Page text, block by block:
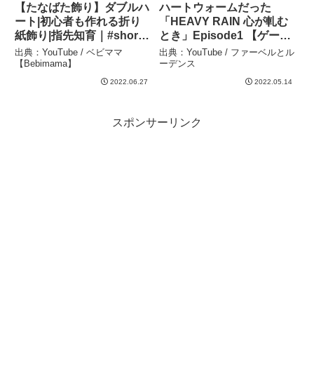
【たなばた飾り】ダブルハ
ート|初心者も作れる折り
紙飾り|指先知育｜#shorts
– ベビママ【Bebimama】
出典：YouTube / ベビママ
【Bebimama】
2022.06.27
ハートウォームだった
「HEAVY RAIN 心が軋む
とき」Episode1 【ゲー
ヌ】 – ファーベルとルーデ
ンス
出典：YouTube / ファーベルとル
ーデンス
2022.05.14
スポンサーリンク